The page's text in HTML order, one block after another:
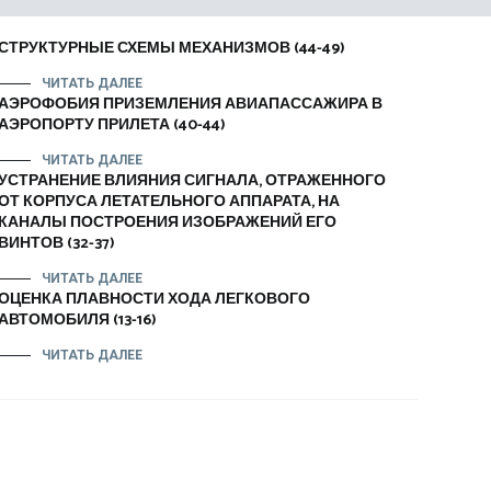
СХЕМЫ МЕХАНИЗМОВ (44-49)
ЧИТАТЬ ДАЛЕЕ
ПРИЗЕМЛЕНИЯ АВИАПАССАЖИРА В
ПРИЛЕТА (40-44)
ЧИТАТЬ ДАЛЕЕ
ВЛИЯНИЯ СИГНАЛА, ОТРАЖЕННОГО
КОРПУСА ЛЕТАТЕЛЬНОГО АППАРАТА, НА
КАНАЛЫ ПОСТРОЕНИЯ ИЗОБРАЖЕНИЙ ЕГО
ВИНТОВ (32-37)
ЧИТАТЬ ДАЛЕЕ
ПЛАВНОСТИ ХОДА ЛЕГКОВОГО
(13-16)
ЧИТАТЬ ДАЛЕЕ